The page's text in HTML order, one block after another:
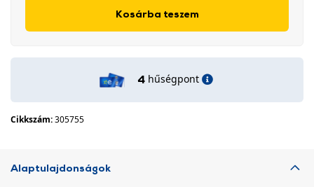
Kosárba teszem
4 hűségpont
Cikkszám:305755
Alaptulajdonságok